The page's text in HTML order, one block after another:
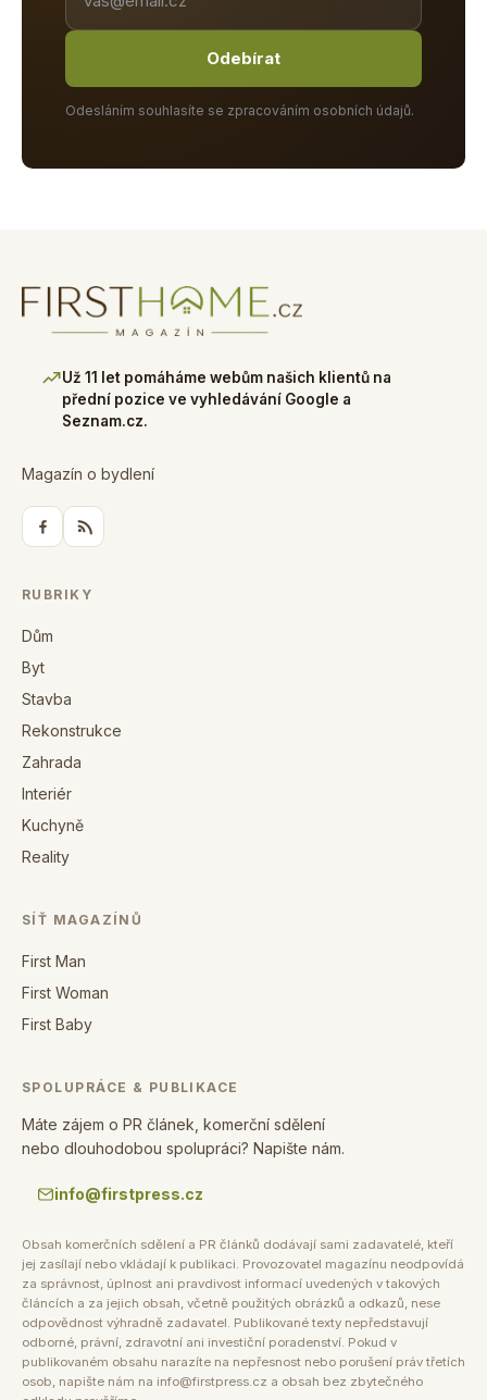
Odebírat
Odesláním souhlasíte se zpracováním osobních údajů.
Už 11 let pomáháme webům našich klientů na
přední pozice ve vyhledávání Google a
Seznam.cz.
Magazín o bydlení
RUBRIKY
Dům
Byt
Stavba
Rekonstrukce
Zahrada
Interiér
Kuchyně
Reality
SÍŤ MAGAZÍNŮ
First Man
First Woman
First Baby
SPOLUPRÁCE & PUBLIKACE
Máte zájem o PR článek, komerční sdělení
nebo dlouhodobou spolupráci? Napište nám.
info@firstpress.cz
Obsah komerčních sdělení a PR článků dodávají sami zadavatelé, kteří
jej zasílají nebo vkládají k publikaci. Provozovatel magazínu neodpovídá
za správnost, úplnost ani pravdivost informací uvedených v takových
článcích a za jejich obsah, včetně použitých obrázků a odkazů, nese
odpovědnost výhradně zadavatel. Publikované texty nepředstavují
odborné, právní, zdravotní ani investiční poradenství. Pokud v
publikovaném obsahu narazíte na nepřesnost nebo porušení práv třetích
osob, napište nám na info@firstpress.cz a obsah bez zbytečného